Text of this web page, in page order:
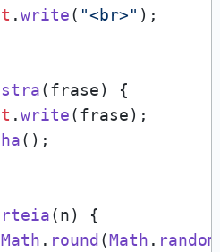
.write( "<br>" );
(frase) {
.write(frase);
();
(n) {
Math . round (Math . random